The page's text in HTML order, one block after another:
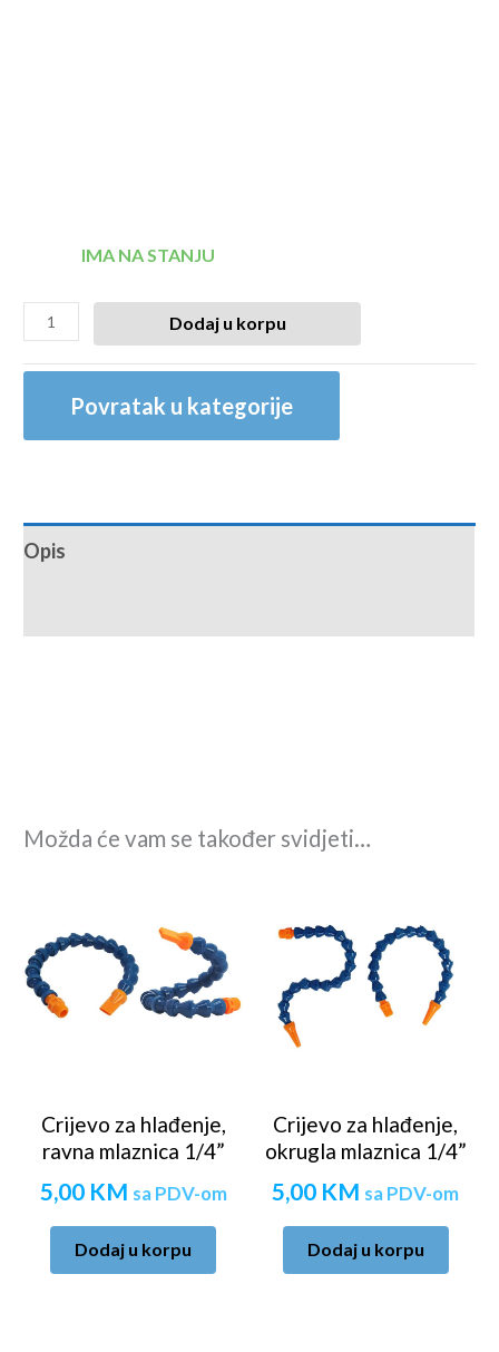
IMA NA STANJU
Dodaj u korpu
Povratak u kategorije
Opis
Možda će vam se također svidjeti…
Crijevo za hlađenje,
ravna mlaznica 1/4”
5,00 KM sa PDV-om
Dodaj u korpu
Crijevo za hlađenje,
okrugla mlaznica 1/4”
5,00 KM sa PDV-om
Dodaj u korpu